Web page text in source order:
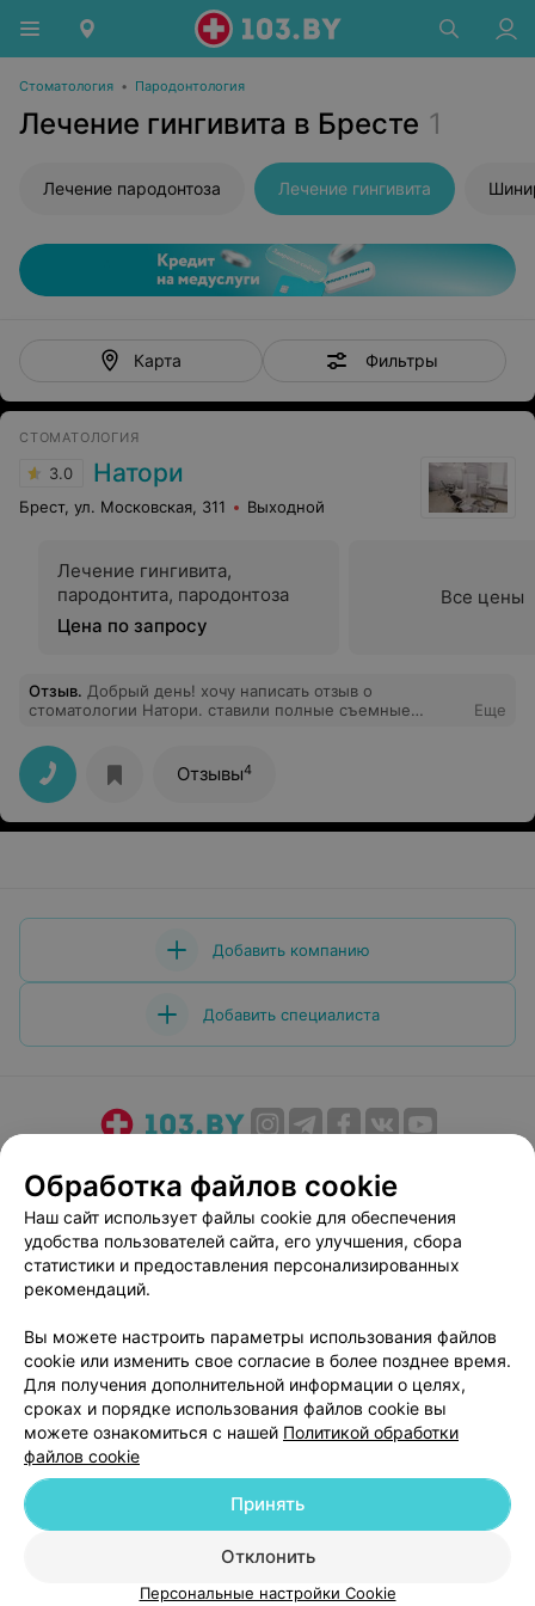
Стоматология • Пародонтология
Лечение гингивита в Бресте 1
Лечение пародонтоза Лечение гингивита
Карта Фильтры
СТОМАТОЛОГИЯ
3.0 Натори
Брест, ул. Московская, 311 Выходной
Лечение гингивита,
пародонтита, пародонтоза
Цена по запросу
Все цены
Отзыв. Добрый день! хочу написать отзыв о
стоматологии Натори. ставили полные съемные
(фамилию не помню, извините), хотим выразит ему
огромную благодарность за подход, терпение и
качественно проделанную работу! прекрасный
специалист, все сделал качественно и очень красиво!
Даже не пришлось приходить ни на одну
Еще
Отзывы4
Добавить компанию
Добавить специалиста
Медицинский маркетинг
Публичный договор
Пользовательское соглашение
Способы оплаты
Вакансии
Партнеры
Написать руководителю 103.by
Персональные настройки cookie
Обработка персональных данных
© 2026 ООО «Артокс Лаб», УНП 191700409| 220012, Республика Беларусь,
г. Минск, улица Толбухина, 2, пом. 16 | help@103.by
Обработка файлов cookie
Наш сайт использует файлы cookie для обеспечения
удобства пользователей сайта, его улучшения, сбора
статистики и предоставления персонализированных
рекомендаций.
Вы можете настроить параметры использования файлов
cookie или изменить свое согласие в более позднее время.
Для получения дополнительной информации о целях,
сроках и порядке использования файлов cookie вы
можете ознакомиться с нашей Политикой обработки
файлов cookie
Отклонить
Принять
Персональные настройки Cookie